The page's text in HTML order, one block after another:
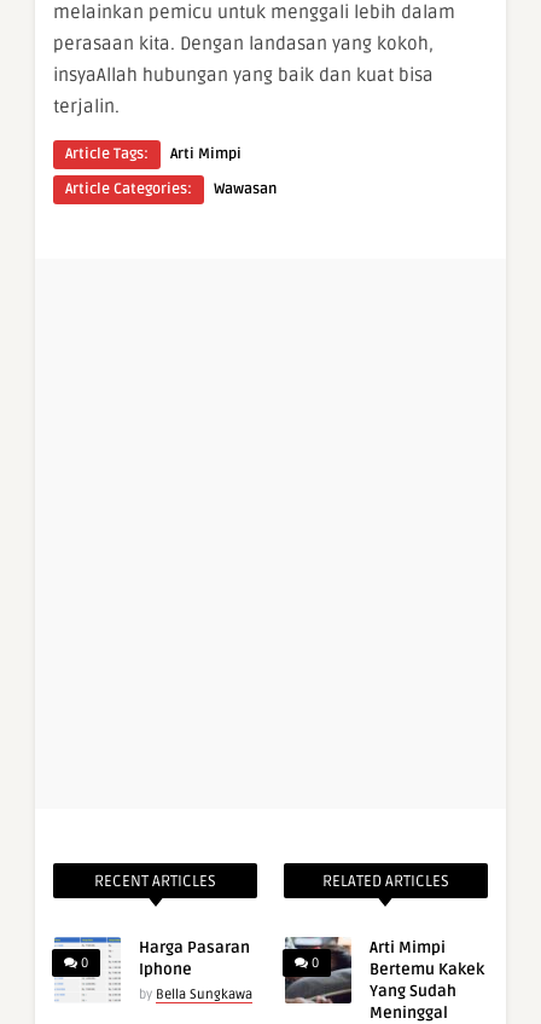
melainkan pemicu untuk menggali lebih dalam
perasaan kita. Dengan landasan yang kokoh,
insyaAllah hubungan yang baik dan kuat bisa
terjalin.
Article Tags:
Arti Mimpi
Article Categories:
Wawasan
RECENT ARTICLES
0
Harga Pasaran
Iphone
by Bella Sungkawa
RELATED ARTICLES
0
Arti Mimpi
Bertemu Kakek
Yang Sudah
Meninggal